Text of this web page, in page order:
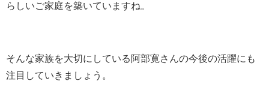
らしいご家庭を築いていますね。
そんな家族を大切にしている阿部寛さんの今後の活躍にも
注目していきましょう。